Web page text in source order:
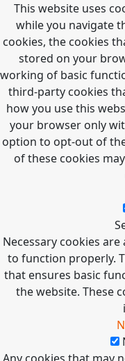
This website uses
while you navigate
cookies, the cookies
stored on your
working of basic
third-party cookies
how you use this
your browser only
option to opt-out of
of these cookies
Necessary cookies
to function properly.
that ensures basic
the website. These